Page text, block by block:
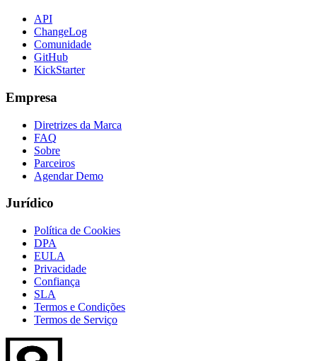
API
ChangeLog
Comunidade
GitHub
KickStarter
Empresa
Diretrizes da Marca
FAQ
Sobre
Parceiros
Agendar Demo
Jurídico
Política de Cookies
DPA
EULA
Privacidade
Confiança
SLA
Termos e Condições
Termos de Serviço